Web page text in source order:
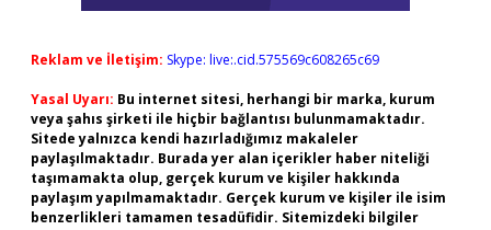
Reklam ve İletişim: Skype: live:.cid.575569c608265c69
Yasal Uyarı: Bu internet sitesi, herhangi bir marka, kurum
veya şahıs şirketi ile hiçbir bağlantısı bulunmamaktadır.
Sitede yalnızca kendi hazırladığımız makaleler
paylaşılmaktadır. Burada yer alan içerikler haber niteliği
taşımamakta olup, gerçek kurum ve kişiler hakkında
paylaşım yapılmamaktadır. Gerçek kurum ve kişiler ile isim
benzerlikleri tamamen tesadüfidir. Sitemizdeki bilgiler